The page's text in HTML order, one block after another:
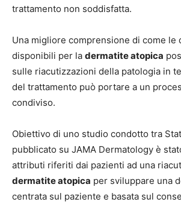
trattamento non soddisfatta.
Una migliore comprensione di come le
disponibili per la dermatite atopica
sulle riacutizzazioni della patologia in
del trattamento può portare a un
condiviso.
Obiettivo di uno studio condotto tra
pubblicato su JAMA Dermatology è
attributi riferiti dai pazienti ad una
dermatite atopica per sviluppare una
centrata sul paziente e basata sul